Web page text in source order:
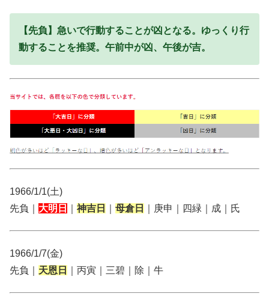
【先負】急いで行動することが凶となる。ゆっくり行
動することを推奨。午前中が凶、午後が吉。
1966/1/1(土)
先負｜ 大明日 神吉日 母倉日 ｜庚申｜四緑｜成｜氏
1966/1/7(金)
先負｜ 天恩日 ｜丙寅｜三碧｜除｜牛